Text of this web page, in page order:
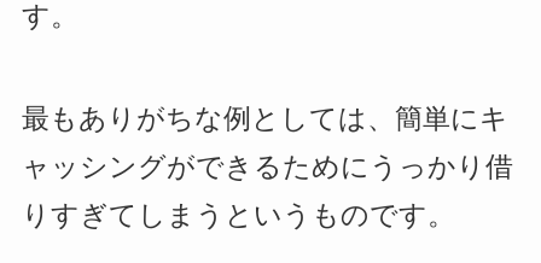
す。
最もありがちな例としては、簡単にキ
ャッシングができるためにうっかり借
りすぎてしまうというものです。